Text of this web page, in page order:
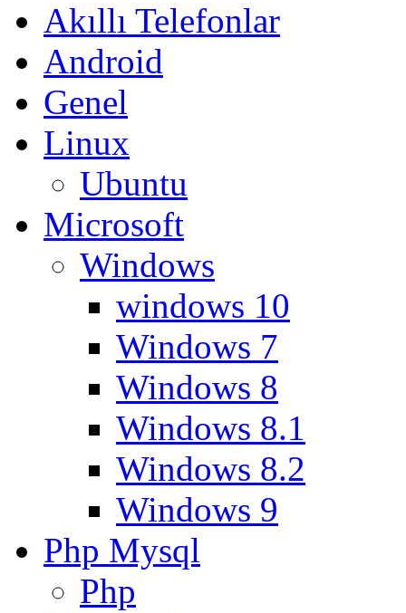
Akıllı Telefonlar
Android
Genel
Linux
Ubuntu
Microsoft
Windows
windows 10
Windows 7
Windows 8
Windows 8.1
Windows 8.2
Windows 9
Php Mysql
Php